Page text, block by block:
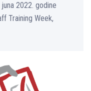
2022. godine
Training Week,